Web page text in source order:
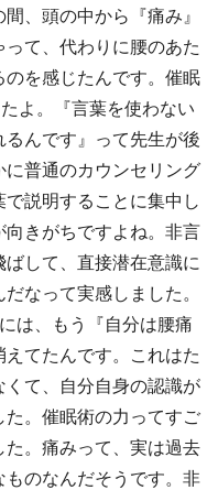
、頭の中から『痛み』
て、代わりに腰のあた
のを感じたんです。催眠
よ。『言葉を使わない
んです』って先生が後
普通のカウンセリング
説明することに集中し
きがちですよね。非言
して、直接潜在意識に
なって実感しました。
は、もう『自分は腰痛
てたんです。これはた
て、自分自身の認識が
。催眠術の力ってすご
。痛みって、実は過去
のなんだそうです。非